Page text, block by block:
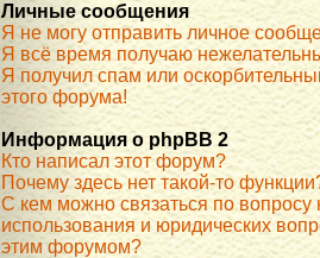
Личные сообщения
Я не могу отправить личное
Я всё время получаю
Я получил спам или
этого форума!
Информация о phpBB 2
Кто написал этот форум?
Почему здесь нет такой-то
С кем можно связаться по вопросу
использования и юридических
этим форумом?